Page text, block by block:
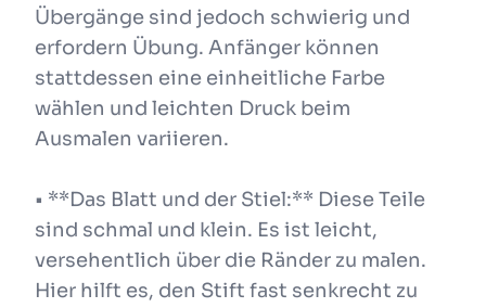
Übergänge sind jedoch schwierig und
erfordern Übung. Anfänger können
stattdessen eine einheitliche Farbe
wählen und leichten Druck beim
Ausmalen variieren.
• **Das Blatt und der Stiel:** Diese Teile
sind schmal und klein. Es ist leicht,
versehentlich über die Ränder zu malen.
Hier hilft es, den Stift fast senkrecht zu